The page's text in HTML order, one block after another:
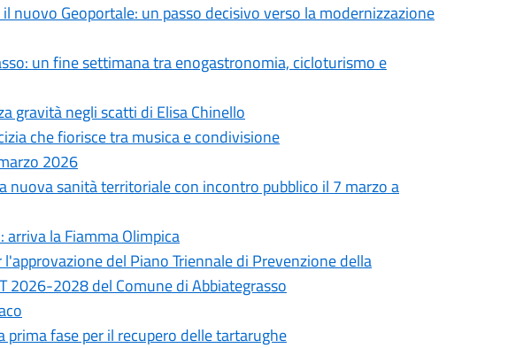
nuovo Geoportale: un passo decisivo verso la modernizzazione
un fine settimana tra enogastronomia, cicloturismo e
gravità negli scatti di Elisa Chinello
che fiorisce tra musica e condivisione
2026
nuova sanità territoriale con incontro pubblico il 7 marzo a
arriva la Fiamma Olimpica
del Piano Triennale di Prevenzione della
2026-2028 del Comune di Abbiategrasso
fase per il recupero delle tartarughe